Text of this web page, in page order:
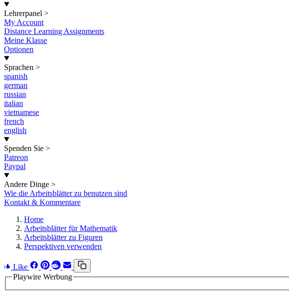
Lehrerpanel >
My Account
Distance Learning Assignments
Meine Klasse
Optionen
Sprachen >
spanish
german
russian
italian
vietnamese
french
english
Spenden Sie >
Patreon
Paypal
Andere Dinge >
Wie die Arbeitsblätter zu benutzen sind
Kontakt & Kommentare
Home
Arbeitsblätter für Mathematik
Arbeitsblätter zu Figuren
Perspektiven verwenden
Like
Playwire Werbung